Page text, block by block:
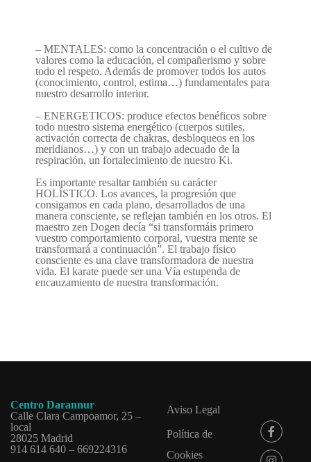
– MENTALES: como la concentración o el cultivo de
valores como la educación, el compañerismo y sobre
todo el respeto. Además de promover todos los autos
(conocimiento, control, estima…) fundamentales para
nuestro desarrollo interior.
– ENERGETICOS: produce efectos benéficos sobre
todo nuestro sistema energético (cuerpos sutiles,
activación correcta de chakras, desbloqueos en los
meridianos…) y con un trabajo adecuado de la
respiración, un fortalecimiento de nuestro Ki.
Es importante resaltar también su carácter
HOLÍSTICO. Los avances, la progresión que
consigamos en cada plano, desarrollados de una
manera consciente, se reflejan también en los otros. El
maestro zen Dogen decía “si transformáis primero
vuestro comportamiento corporal, vuestra mente se
transformará a continuación”. El trabajo físico
consciente es una clave transformadora de nuestra
vida. El karate puede ser una Vía estupenda de
encauzamiento de nuestra transformación.
Centro Darannur
Calle Clara Campoamor, 25 –
local
28025 Madrid
914 614 640 – 669224316
Aviso Legal
Política de
Cookies